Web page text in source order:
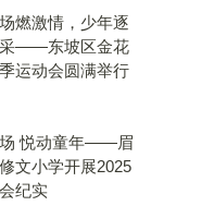
燃激情，少年逐
——东坡区金花
运动会圆满举行
悦动童年——眉
文小学开展2025
纪实